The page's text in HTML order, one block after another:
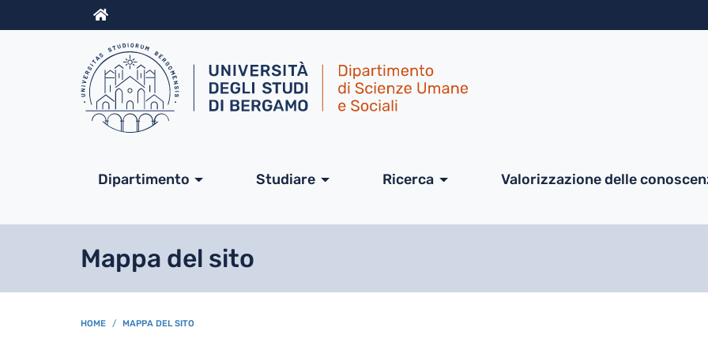
Info
Navigazione principale
Dipartimento Studiare Ricerca Valorizzazione delle
Mappa del sito
BREADCRUMB
HOME MAPPA DEL SITO